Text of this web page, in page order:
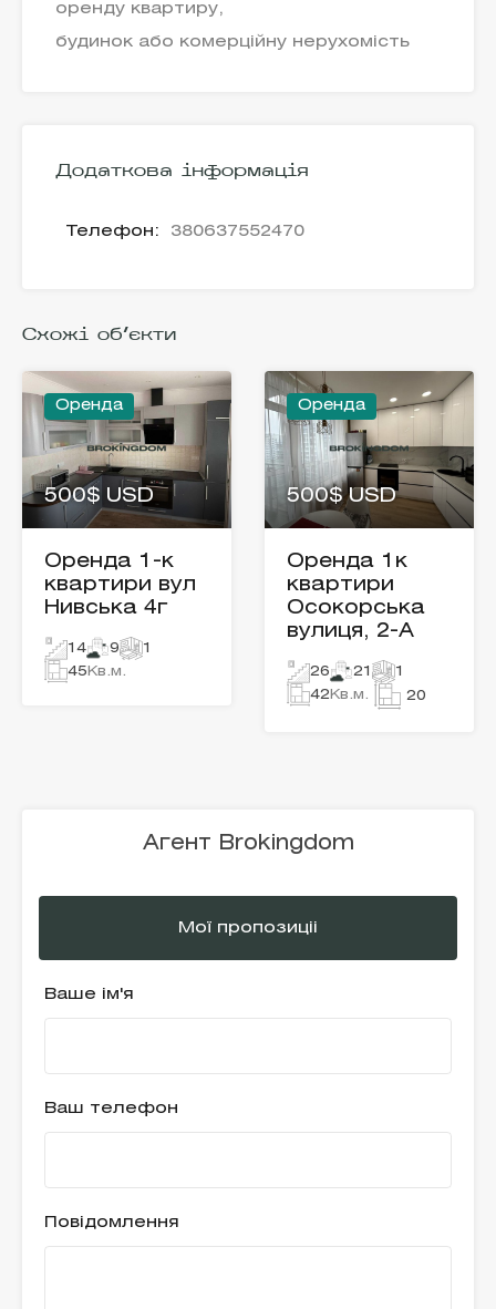
оренду квартиру,
будинок або комерційну нерухомість
Додаткова інформація
Телефон: 380637552470
Схожі об'єкти
Оренда
500$ USD
Оренда 1-к
квартири вул
Нивська 4г
14 9
1
45 Кв.м.
Оренда
500$ USD
Оренда 1к
квартири
Осокорська
вулиця, 2-А
26 21
1
42 Кв.м. 20
Агент Brokingdom
Мої пропозиціі
Ваше ім'я
Ваш телефон
Повідомлення